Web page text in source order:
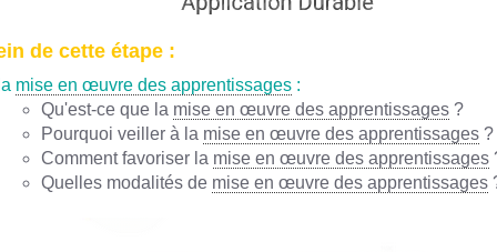
de cette étape :
la mise en œuvre des apprentissages:
Qu'est-ce que la mise en œuvre des apprentissages?
Pourquoi veiller à la mise en œuvre des apprentissages?
Comment favoriser la mise en œuvre des apprentissages
Quelles modalités de mise en œuvre des apprentissages